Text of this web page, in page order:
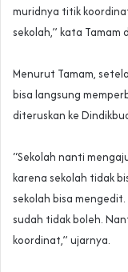
muridnya titik
sekolah,” kata Tamam
‎Menurut Tamam,
bisa langsung
diteruskan ke
“Sekolah nanti
karena sekolah tidak
sekolah bisa mengedit.
sudah tidak boleh.
koordinat,” ujarnya.